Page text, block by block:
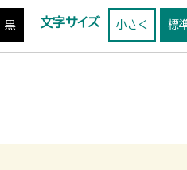
黒 文字サイズ 小さく 標